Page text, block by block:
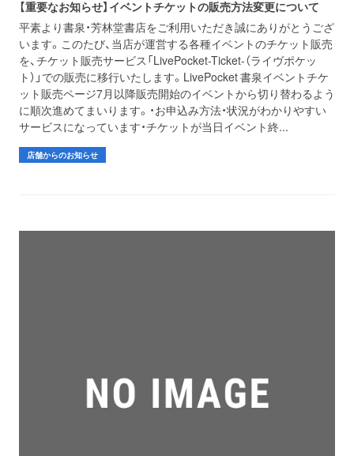
【重要なお知らせ】イベントチケットの販売方法変更について
平素より書泉・芳林堂書店をご利用いただき誠にありがとうござ
います。このたび、当店が運営する各種イベントのチケット販売
を、チケット販売サービス「LivePocket-Ticket-（ライヴポケッ
ト）」での販売に移行いたします。LivePocket 書泉イベントチケ
ット販売ページ7月以降販売開始のイベントから切り替わるよう
に順次進めてまいります。・お申込み方法・状況がわかりやすい
サービスになっています・チケットが当日イベント終...
店舗からのお知らせ